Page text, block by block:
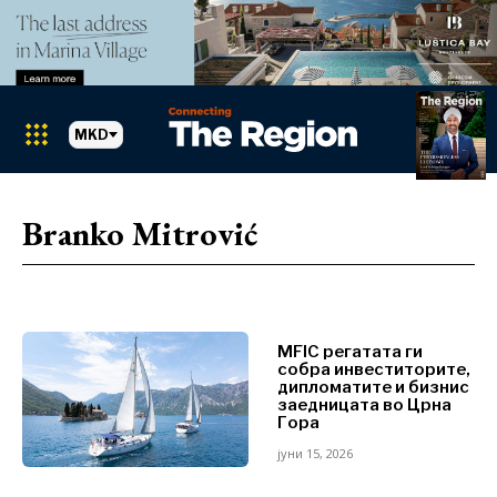
Албанија
БиХ
Хрватска
Косово*
Markets
Албанија
БиХ
Црна Гора
Северна
Македонија
Србија
Словенија
MKD
Branko Mitrović
MFIC регатата ги
собра инвеститорите,
дипломатите и бизнис
заедницата во Црна
Гора
јуни 15, 2026